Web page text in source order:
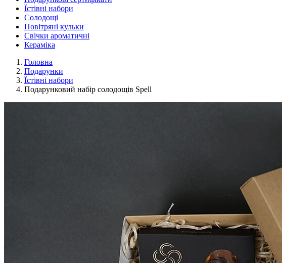
Їстівні набори
Солодощі
Повітряні кульки
Свічки ароматичні
Кераміка
Головна
Подарунки
Їстівні набори
Подарунковий набір солодощів Spell